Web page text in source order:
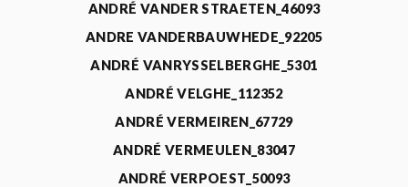
ANDRÉ VANDER STRAETEN_46093
ANDRE VANDERBAUWHEDE_92205
ANDRÉ VANRYSSELBERGHE_5301
ANDRÉ VELGHE_112352
ANDRÉ VERMEIREN_67729
ANDRÉ VERMEULEN_83047
ANDRÉ VERPOEST_50093